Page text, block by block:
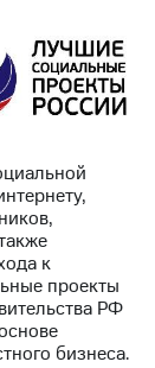
к
проекты
РФ
бизнеса.